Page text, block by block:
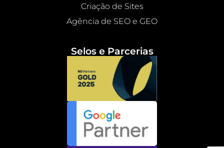
Criação de Sites
Agência de SEO e GEO
Selos e Parcerias